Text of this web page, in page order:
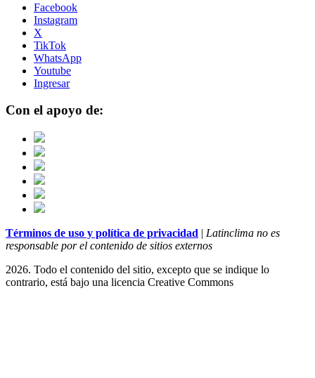
Facebook
Instagram
X
TikTok
WhatsApp
Youtube
Ingresar
Con el apoyo de:
Términos de uso y política de privacidad | Latinclima no es
responsable por el contenido de sitios externos
2026. Todo el contenido del sitio, excepto que se indique lo
contrario, está bajo una licencia Creative Commons